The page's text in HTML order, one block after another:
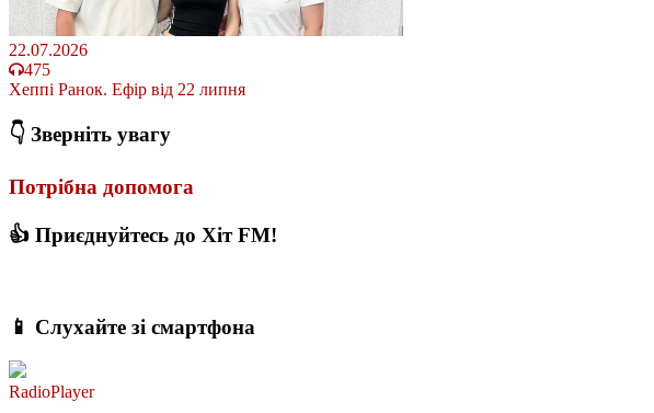
22.07.2026
475
Хеппі Ранок. Ефір від 22 липня
👇 Зверніть увагу
Потрібна допомога
👍 Приєднуйтесь до Хіт FM!
📱 Слухайте зі смартфона
RadioPlayer